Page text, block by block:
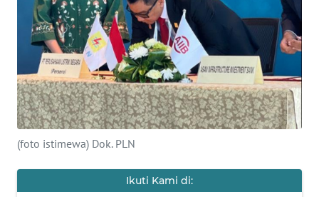
(foto istimewa) Dok. PLN
Ikuti Kami di:
KONTAK
KAMI
INFO
IKLAN
TENTANG
KAMI